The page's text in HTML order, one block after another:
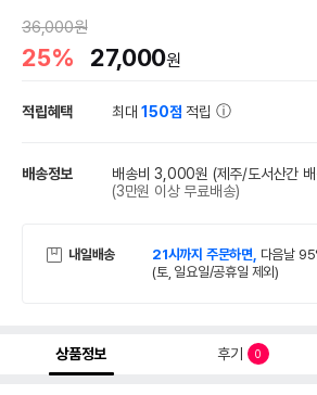
36,000원
25% 27,000원
적립혜택 최대150점 적립
배송정보 배송비 3,000원 (제주/도서산간
(3만원 이상 무료배송)
내일배송 21시까지 주문하면, 다음날
(토, 일요일/공휴일 제외)
상품정보 후기 0